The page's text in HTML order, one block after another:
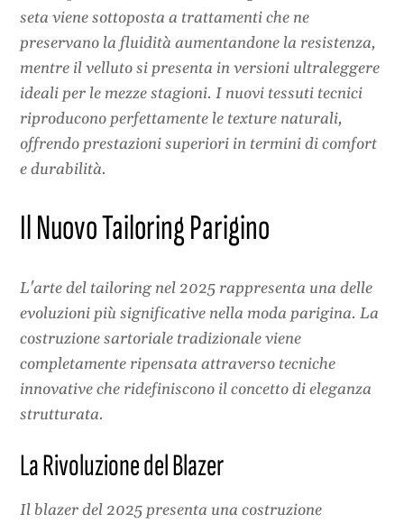
seta viene sottoposta a trattamenti che ne
preservano la fluidità aumentandone la resistenza,
mentre il velluto si presenta in versioni ultraleggere
ideali per le mezze stagioni. I nuovi tessuti tecnici
riproducono perfettamente le texture naturali,
offrendo prestazioni superiori in termini di comfort
e durabilità.
Il Nuovo Tailoring Parigino
L'arte del tailoring nel 2025 rappresenta una delle
evoluzioni più significative nella moda parigina. La
costruzione sartoriale tradizionale viene
completamente ripensata attraverso tecniche
innovative che ridefiniscono il concetto di eleganza
strutturata.
La Rivoluzione del Blazer
Il blazer del 2025 presenta una costruzione